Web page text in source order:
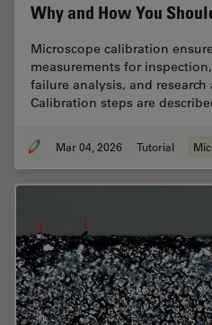
Why and How You
Microscope calibration
measurements for
failure analysis, and
Calibration steps are
Mar 04, 2026 Tutorial